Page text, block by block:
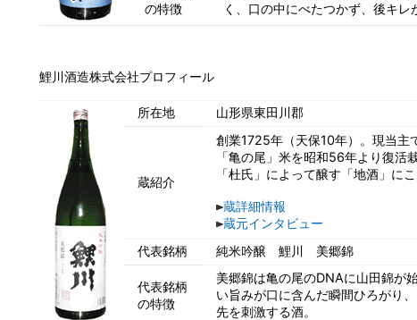
の特徴
く、口の中にべたつかず、後キレ
鯉川酒造株式会社プロフィール
所在地 山形県東田川郡
蔵紹介
創業1725年（天保10年）。現当主
「亀の尾」米を昭和56年より復活
「杜氏」によって醸す「地酒」にこ
蔵詳細情報
蔵元インタビュー
代表銘柄
純米吟醸 鯉川 美郷錦
代表銘柄
の特徴
美郷錦は亀の尾のDNAに山田錦が
い旨みが口に含んだ瞬間ひろがり
先を刺激する酒。